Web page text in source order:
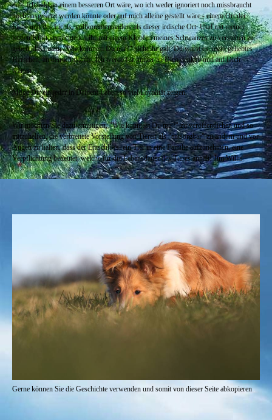
dass ich bald an einem besseren Ort wäre, wo ich weder ignoriert noch missbraucht
noch ausgesetzt werden könnte oder auf mich alleine gestellt wäre - einem Ort der
Liebe und des Lichts, vollkommen anders als dieser irdische Ort. Und mit meiner
letzten Kraft versuchte ich ihr mit einem Klopfen meines Schwanzes zu verstehen zu
geben, dass mein "Wie konntest Du nur?" nicht ihr galt. Du warst es, mein geliebtes
Herrchen, an den ich dachte. Ich werde für immer an Dich denken und auf Dich
warten.
Möge Dir ein jeder in Deinem Leben so viel Loyalität zeigen.
Wir möchten Sie dazu ermutigen, "Wie konntest Du nur?" zu veröffentlichen und so
mitzuhelfen, die verbreitete Vorstellung von Tieren als "entsorgbar" zu ändern und vor
Augen zu halten, dass der Entschluss, ein Tier in eine Familie aufzunehmen, eine
Verpflichtung bedeutet, welche für die Lebensdauer des Tieres anhält! Jim Willis
Gerne können Sie die Geschichte verwenden und somit von dieser Seite abkopieren.